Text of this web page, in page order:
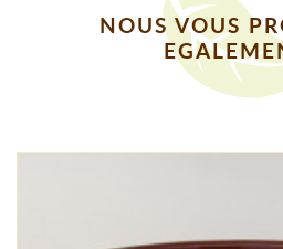
NOUS VOUS